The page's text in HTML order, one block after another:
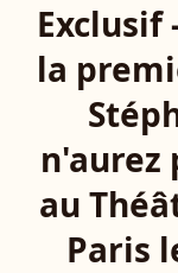
Exclusif
la
n'aurez
au
Paris